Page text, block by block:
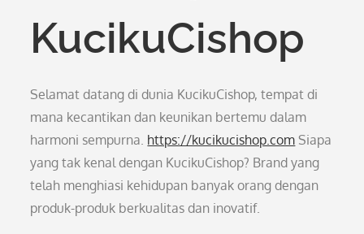
KucikuCishop
Selamat datang di dunia KucikuCishop, tempat di
mana kecantikan dan keunikan bertemu dalam
harmoni sempurna. https://kucikucishop.com Siapa
yang tak kenal dengan KucikuCishop? Brand yang
telah menghiasi kehidupan banyak orang dengan
produk-produk berkualitas dan inovatif.